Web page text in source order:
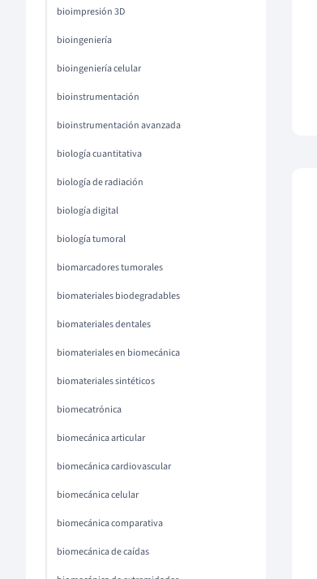
bioimpresión 3D
bioingeniería
bioingeniería celular
bioinstrumentación
bioinstrumentación avanzada
biología cuantitativa
biología de radiación
biología digital
biología tumoral
biomarcadores tumorales
biomateriales biodegradables
biomateriales dentales
biomateriales en biomecánica
biomateriales sintéticos
biomecatrónica
biomecánica articular
biomecánica cardiovascular
biomecánica celular
biomecánica comparativa
biomecánica de caídas